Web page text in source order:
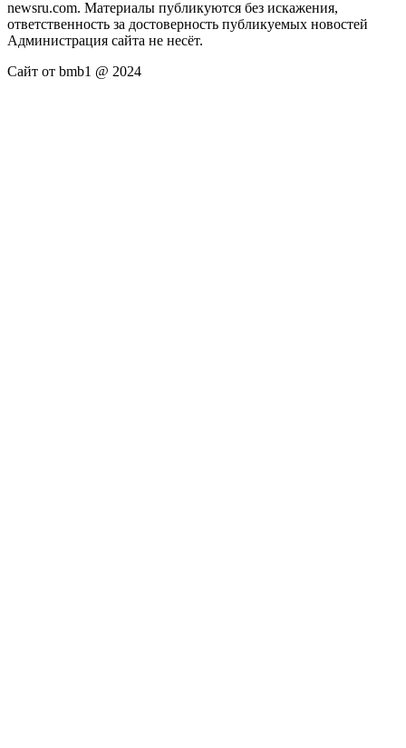
newsru.com. Материалы публикуются без искажения,
ответственность за достоверность публикуемых новостей
Администрация сайта не несёт.
Сайт от bmb1 @ 2024